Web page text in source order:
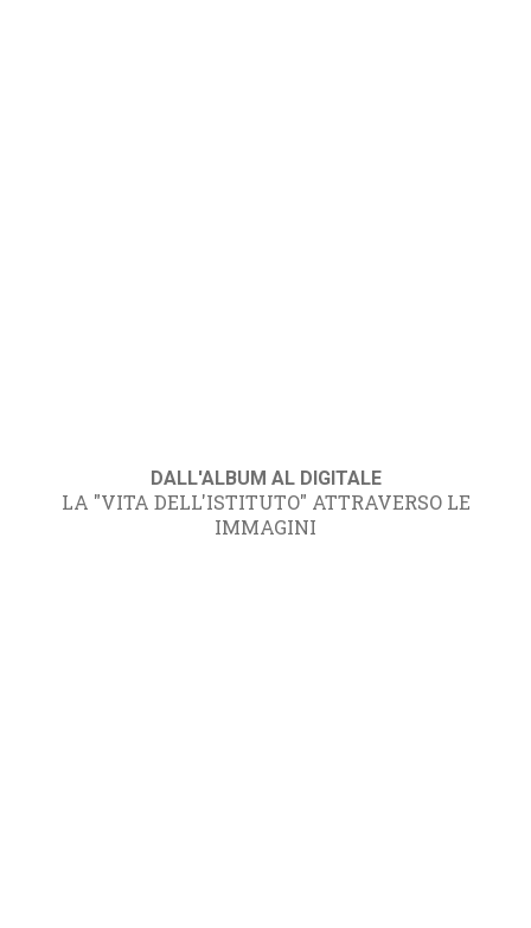
DALL'ALBUM AL DIGITALE
LA "VITA DELL'ISTITUTO" ATTRAVERSO LE
IMMAGINI